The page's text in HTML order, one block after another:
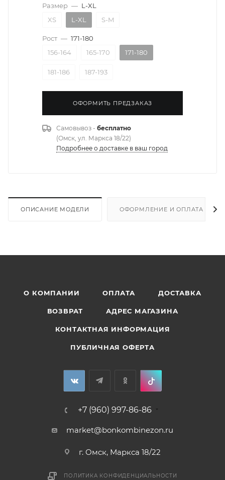
Размер — L-XL
XS
L-XL S-M
Рост — 171-180
156-164
165-170 171-180
181-186 187-193
ОФОРМИТЬ ПРЕДЗАКАЗ
Самовывоз - бесплатно
(Омск, ул. Маркса 18/22)
Подробнее о доставке в ваш город
ОПИСАНИЕ МОДЕЛИ ОФОРМЛЕНИЕ И ОПЛАТА
О КОМПАНИИ ОПЛАТА ДОСТАВКА
ВОЗВРАТ АДРЕС МАГАЗИНА
КОНТАКТНАЯ ИНФОРМАЦИЯ
ПУБЛИЧНАЯ ОФЕРТА
+7 (960) 997-86-86
market@bonkombinezon.ru
г. Омск, Маркса 18/22
ПОЛИТИКА КОНФИДЕНЦИАЛЬНОСТИ